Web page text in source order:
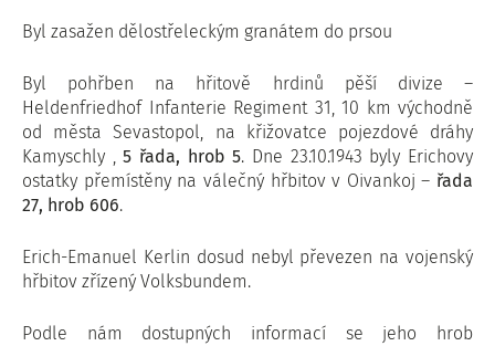
Byl zasažen dělostřeleckým granátem do prsou
Byl pohřben na hřitově hrdinů pěší divize –
Heldenfriedhof Infanterie Regiment 31, 10 km východně
od města Sevastopol, na křižovatce pojezdové dráhy
Kamyschly ,5 řada, hrob 5. Dne 23.10.1943 byly Erichovy
ostatky přemístěny na válečný hřbitov v Oivankoj – řada
27, hrob 606.
Erich-Emanuel Kerlin dosud nebyl převezen na vojenský
hřbitov zřízený Volksbundem.
Podle nám dostupných informací se jeho hrob